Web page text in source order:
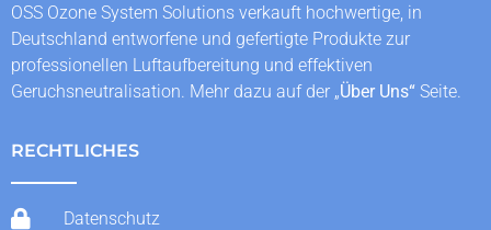
OSS Ozone System Solutions verkauft hochwertige, in
Deutschland entworfene und gefertigte Produkte zur
professionellen Luftaufbereitung und effektiven
Geruchsneutralisation. Mehr dazu auf der „Über Uns“ Seite.
RECHTLICHES
Datenschutz